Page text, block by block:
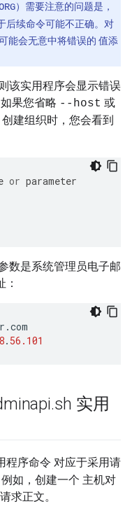
）需要注意的问题是，
后续命令可能不正确。对
能会无意中将错误的 值添
该实用程序会显示错误
果您省略 --host 或
建组织时，您会看到
or parameter
数是系统管理员电子邮
.com
. 56.101
.sh 实用
程序命令 对应于采用请
如，创建一个 主机对
求正文。